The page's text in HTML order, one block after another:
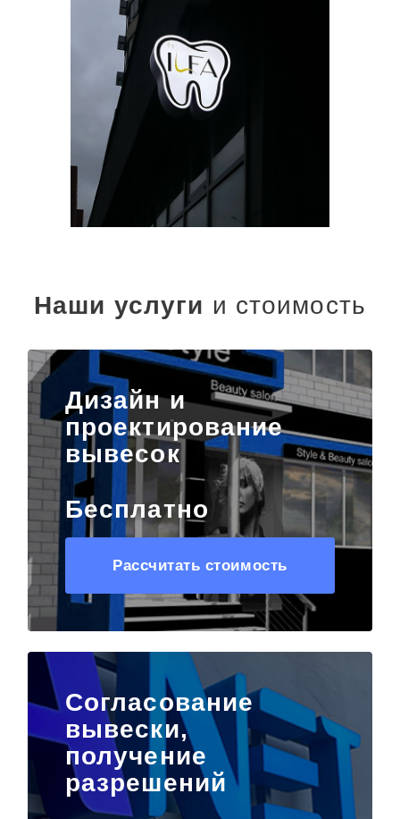
Наши услуги и стоимость
Дизайн и
проектирование
вывесок
Бесплатно
Рассчитать стоимость
Согласование
вывески,
получение
разрешений